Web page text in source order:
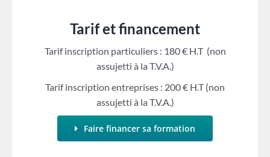
Tarif et financement
Tarif inscription particuliers : 180 € H.T (non
assujetti à la T.V.A.)
Tarif inscription entreprises : 200 € H.T (non
assujetti à la T.V.A.)
Faire financer sa formation